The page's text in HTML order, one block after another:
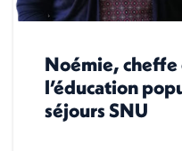
Noémie,
l’éducation
séjours SNU